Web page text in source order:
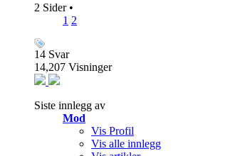
2 Sider •
1 2
14 Svar
14,207 Visninger
Siste innlegg av
Mod
Vis Profil
Vis alle innlegg